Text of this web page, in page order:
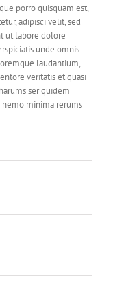
porro quisquam est,
adipisci velit, sed
ut labore dolore
unde omnis
laudantium,
veritatis et quasi
ser quidem
minima rerums